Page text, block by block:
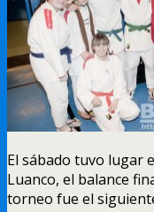
El sábado tuvo lugar
Luanco, el balance
torneo fue el